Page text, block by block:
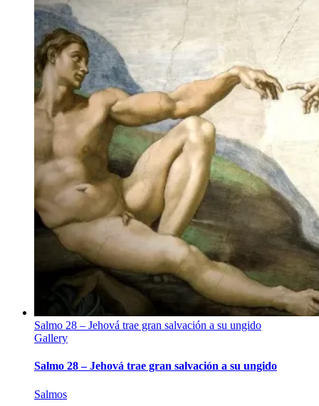
Salmo 28 – Jehová trae gran salvación a su ungido
Gallery
Salmo 28 – Jehová trae gran salvación a su ungido
Salmos